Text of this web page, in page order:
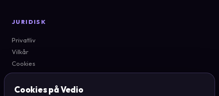
JURIDISK
Privatliv
Vilkår
Cookies
Cookie-indstillinger
Cookies på Vedio